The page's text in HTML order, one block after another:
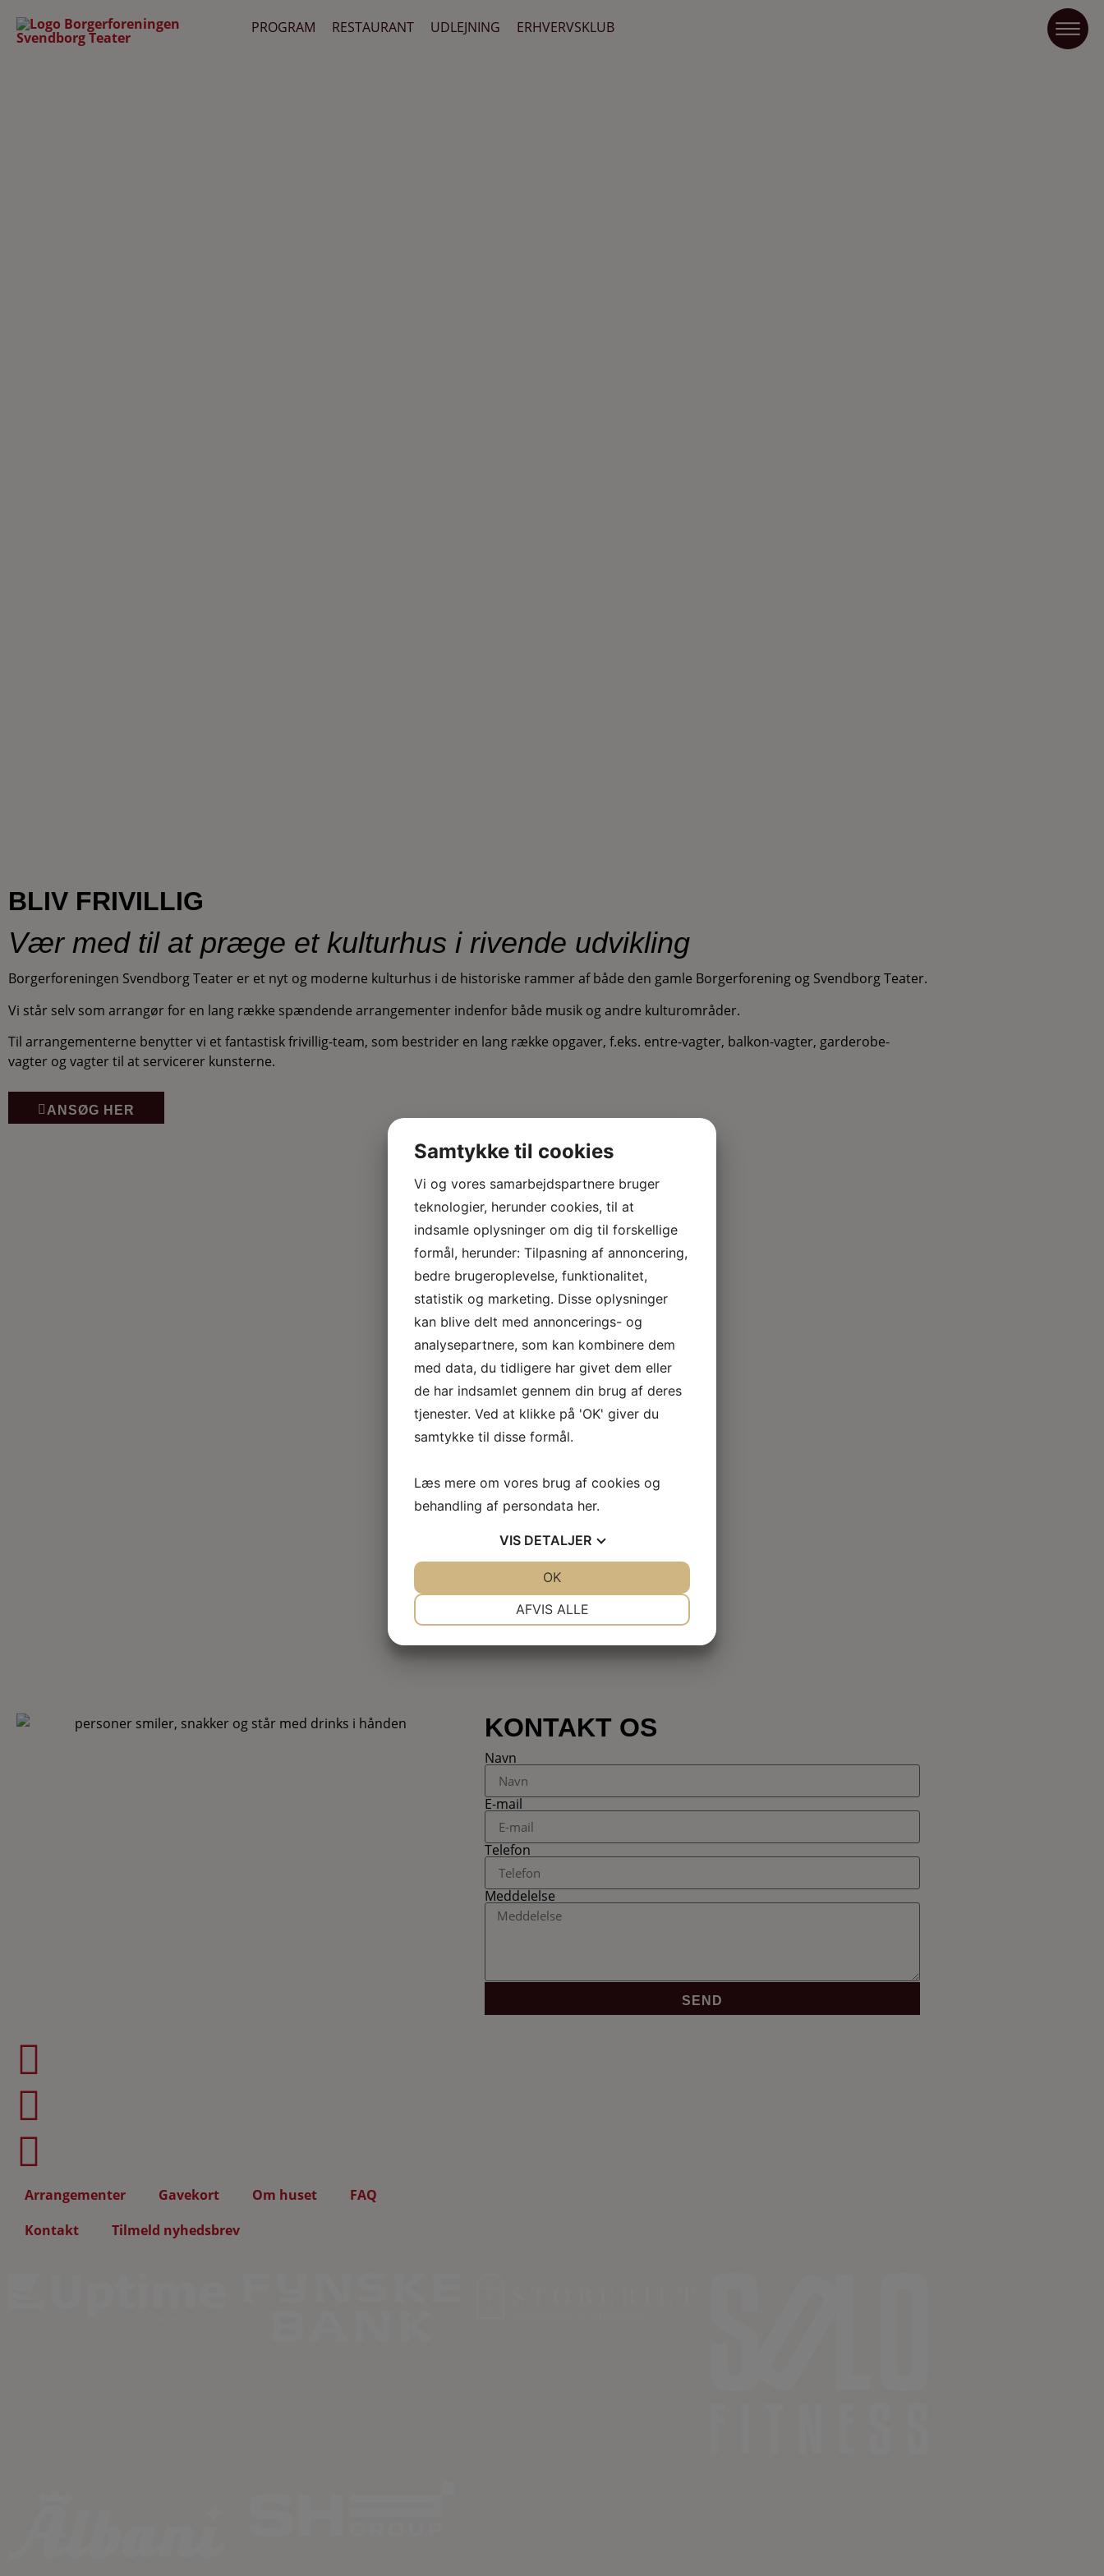
PROGRAM RESTAURANT UDLEJNING ERHVERVSKLUB
BLIV FRIVILLIG
Vær med til at præge et kulturhus i rivende udvikling
Borgerforeningen Svendborg Teater er et nyt og moderne kulturhus i de historiske rammer af både den gamle Borgerforening og Svendborg Teater.
Vi står selv som arrangør for en lang række spændende arrangementer indenfor både musik og andre kulturområder.
Til arrangementerne benytter vi et fantastisk frivillig-team, som bestrider en lang række opgaver, f.eks. entre-vagter, balkon-vagter, garderobe-
vagter og vagter til at servicerer kunsterne.
ANSØG HER
KONTAKT OS
Navn
E-mail
Telefon
Meddelelse
SEND
Arrangementer Gavekort Om huset
FAQ
Kontakt
Tilmeld nyhedsbrev
Samtykke til cookies
Vi og vores samarbejdspartnere bruger
teknologier, herunder cookies, til at
indsamle oplysninger om dig til forskellige
formål, herunder: Tilpasning af annoncering,
bedre brugeroplevelse, funktionalitet,
statistik og marketing. Disse oplysninger
kan blive delt med annoncerings- og
analysepartnere, som kan kombinere dem
med data, du tidligere har givet dem eller
de har indsamlet gennem din brug af deres
tjenester. Ved at klikke på 'OK' giver du
samtykke til disse formål.
Læs mere om vores brug af cookies og
behandling af persondata her.
VIS DETALJER
AFVIS ALLE
OK